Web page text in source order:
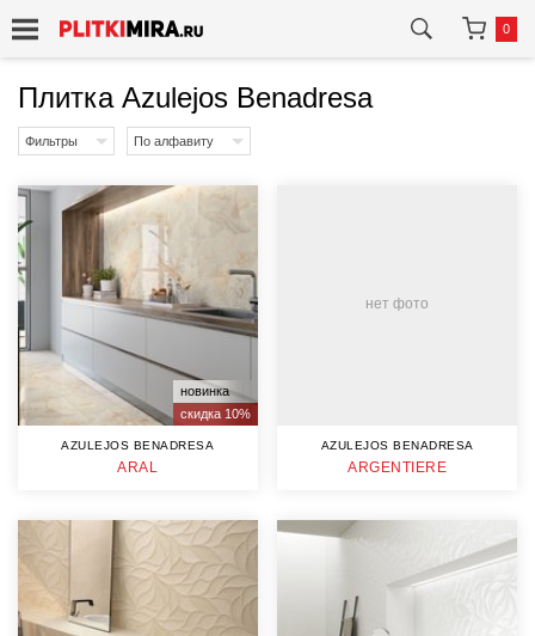
0
Плитка Azulejos Benadresa
Фильтры По алфавиту
новинка
скидка 10%
AZULEJOS BENADRESA
ARAL
нет фото
AZULEJOS BENADRESA
ARGENTIERE